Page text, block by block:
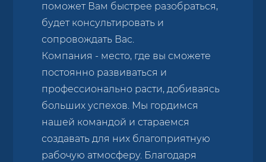
поможет Вам быстрее разобраться,
будет консультировать и
сопровождать Вас.
Компания - место, где вы сможете
постоянно развиваться и
профессионально расти, добиваясь
больших успехов. Мы гордимся
нашей командой и стараемся
создавать для них благоприятную
рабочую атмосферу. Благодаря